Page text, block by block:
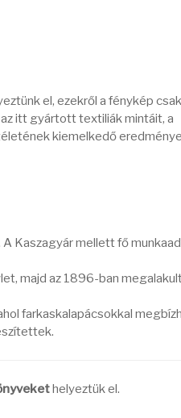
el, ezekről a fénykép csak
itt gyártott textiliák mintáit, a
kiemelkedő
Kaszagyár mellett fő
majd az 1896-ban
farkaskalapácsokkal
helyeztük el.